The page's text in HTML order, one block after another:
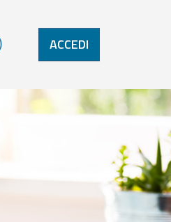
ACCEDI